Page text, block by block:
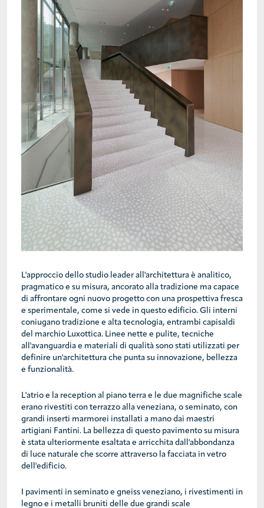
L'approccio dello studio leader all'architettura è analitico,
pragmatico e su misura, ancorato alla tradizione ma capace
di affrontare ogni nuovo progetto con una prospettiva fresca
e sperimentale, come si vede in questo edificio. Gli interni
coniugano tradizione e alta tecnologia, entrambi capisaldi
del marchio Luxottica. Linee nette e pulite, tecniche
all'avanguardia e materiali di qualità sono stati utilizzati per
definire un'architettura che punta su innovazione, bellezza
e funzionalità.
L'atrio e la reception al piano terra e le due magnifiche scale
erano rivestiti con terrazzo alla veneziana, o seminato, con
grandi inserti marmorei installati a mano dai maestri
artigiani Fantini. La bellezza di questo pavimento su misura
è stata ulteriormente esaltata e arricchita dall'abbondanza
di luce naturale che scorre attraverso la facciata in vetro
dell'edificio.
I pavimenti in seminato e gneiss veneziano, i rivestimenti in
legno e i metalli bruniti delle due grandi scale